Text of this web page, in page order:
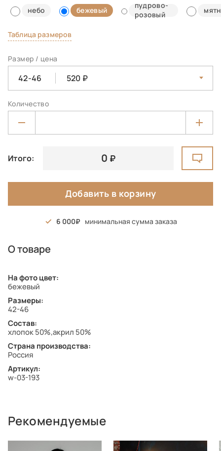
небо бежевый
пудрово-
розовый
Таблица размеров
Размер / цена
42-46 520
Количество
Итого: 0
Добавить в корзину
6 000 минимальная сумма заказа
О товаре
На фото цвет:
бежевый
Размеры:
42-46
Состав:
хлопок 50%,акрил 50%
Страна производства:
Россия
Артикул:
w-03-193
Рекомендуемые